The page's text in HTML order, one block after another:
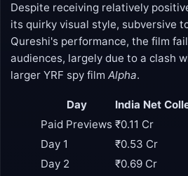
Despite receiving relatively
its quirky visual style, subversive
Qureshi's performance, the film
audiences, largely due to a clash
larger YRF spy filmAlpha.
Day
India Net
Paid Previews ₹0.11 Cr
Day 1
₹0.53 Cr
Day 2
₹0.69 Cr